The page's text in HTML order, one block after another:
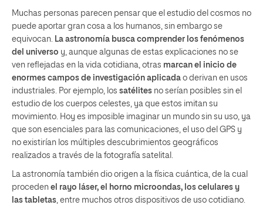
Muchas personas parecen pensar que el estudio del cosmos no
puede aportar gran cosa a los humanos, sin embargo se
equivocan. La astronomía busca comprender los fenómenos
del universo y, aunque algunas de estas explicaciones no se
ven reflejadas en la vida cotidiana, otras marcan el inicio de
enormes campos de investigación aplicada o derivan en usos
industriales. Por ejemplo, los satélites no serían posibles sin el
estudio de los cuerpos celestes, ya que estos imitan su
movimiento. Hoy es imposible imaginar un mundo sin su uso, ya
que son esenciales para las comunicaciones, el uso del GPS y
no existirían los múltiples descubrimientos geográficos
realizados a través de la fotografía satelital.
La astronomía también dio origen a la física cuántica, de la cual
proceden el rayo láser, el horno microondas, los celulares y
las tabletas , entre muchos otros dispositivos de uso cotidiano.